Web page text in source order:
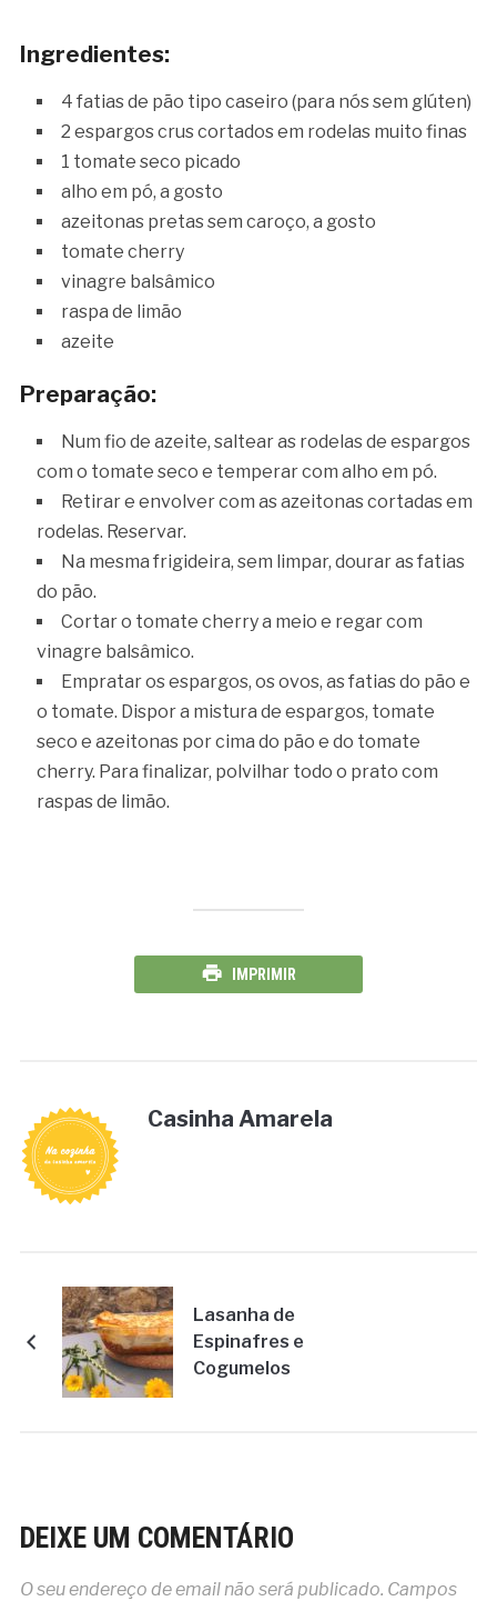
Ingredientes:
4 fatias de pão tipo caseiro (para nós sem glúten)
2 espargos crus cortados em rodelas muito finas
1 tomate seco picado
alho em pó, a gosto
azeitonas pretas sem caroço, a gosto
tomate cherry
vinagre balsâmico
raspa de limão
azeite
Preparação:
Num fio de azeite, saltear as rodelas de espargos
com o tomate seco e temperar com alho em pó.
Retirar e envolver com as azeitonas cortadas em
rodelas. Reservar.
Na mesma frigideira, sem limpar, dourar as fatias
do pão.
Cortar o tomate cherry a meio e regar com
vinagre balsâmico.
Empratar os espargos, os ovos, as fatias do pão e
o tomate. Dispor a mistura de espargos, tomate
seco e azeitonas por cima do pão e do tomate
cherry. Para finalizar, polvilhar todo o prato com
raspas de limão.
IMPRIMIR
Casinha Amarela
Lasanha de
Espinafres e
Cogumelos
DEIXE UM COMENTÁRIO
O seu endereço de email não será publicado. Campos